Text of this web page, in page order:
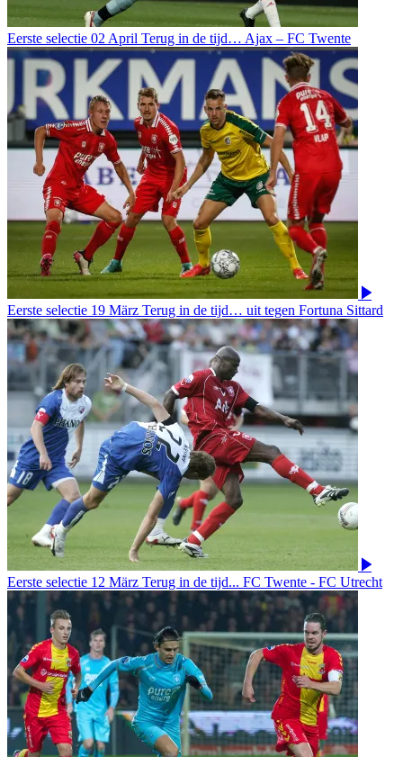
Eerste selectie 02 April Terug in de tijd… Ajax – FC Twente
Eerste selectie 19 März Terug in de tijd… uit tegen Fortuna Sittard
Eerste selectie 12 März Terug in de tijd... FC Twente - FC Utrecht